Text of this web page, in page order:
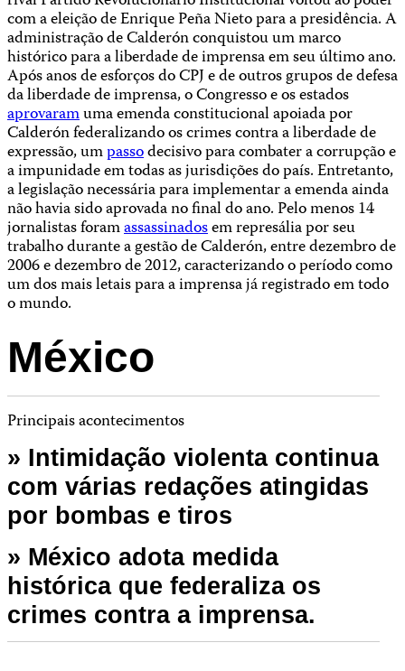
com a eleição de Enrique Peña Nieto para a presidência. A
administração de Calderón conquistou um marco
histórico para a liberdade de imprensa em seu último ano.
Após anos de esforços do CPJ e de outros grupos de defesa
da liberdade de imprensa, o Congresso e os estados
aprovaramuma emenda constitucional apoiada por
Calderón federalizando os crimes contra a liberdade de
expressão, umpassodecisivo para combater a corrupção e
a impunidade em todas as jurisdições do país. Entretanto,
a legislação necessária para implementar a emenda ainda
não havia sido aprovada no final do ano. Pelo menos 14
jornalistas foramassassinadosem represália por seu
trabalho durante a gestão de Calderón, entre dezembro de
2006 e dezembro de 2012, caracterizando o período como
um dos mais letais para a imprensa já registrado em todo
o mundo.
México
Principais acontecimentos
» Intimidação violenta continua
com várias redações atingidas
por bombas e tiros
» México adota medida
histórica que federaliza os
crimes contra a imprensa.